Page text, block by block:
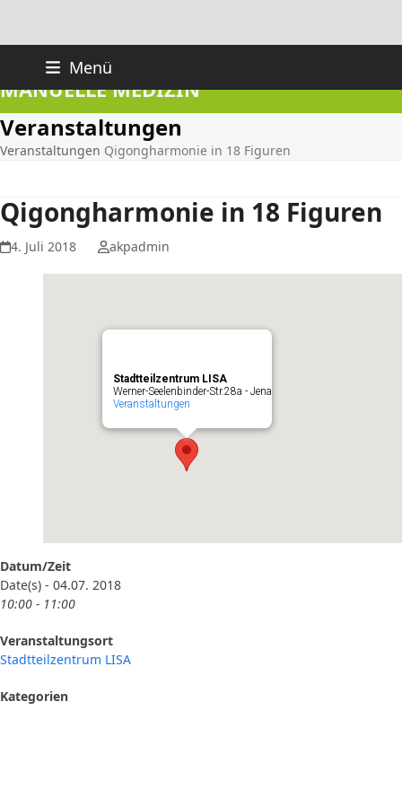
content
Menü
PRAXIS FÜR AKUPUNKTUR UND
MANUELLE MEDIZIN
Veranstaltungen
Veranstaltungen Qigongharmonie in 18 Figuren
Qigongharmonie in 18 Figuren
4. Juli 2018 akpadmin
Stadtteilzentrum LISA
Werner-Seelenbinder-Str.28a - Jena
Veranstaltungen
Datum/Zeit
Date(s) - 04.07. 2018
10:00 - 11:00
Veranstaltungsort
Stadtteilzentrum LISA
Kategorien